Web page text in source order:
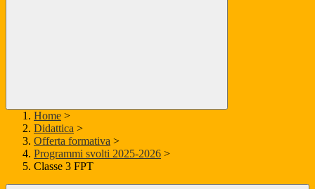
Home >
Didattica >
Offerta formativa >
Programmi svolti 2025-2026 >
Classe 3 FPT